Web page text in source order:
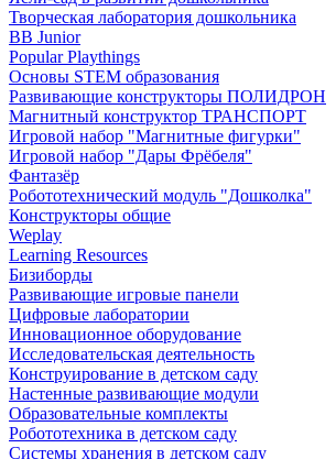
Творческая лаборатория дошкольника
BB Junior
Popular Playthings
Основы STEM образования
Развивающие конструкторы ПОЛИДРОН
Магнитный конструктор ТРАНСПОРТ
Игровой набор "Магнитные фигурки"
Игровой набор "Дары Фрёбеля"
Фантазёр
Робототехнический модуль "Дошколка"
Конструкторы общие
Weplay
Learning Resources
Бизиборды
Развивающие игровые панели
Цифровые лаборатории
Инновационное оборудование
Исследовательская деятельность
Конструирование в детском саду
Настенные развивающие модули
Образовательные комплекты
Робототехника в детском саду
Системы хранения в детском саду